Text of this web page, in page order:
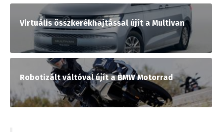
Virtuális összkerékhajtással újít a Multivan
Robotizált váltóval újít a BMW Motorrad